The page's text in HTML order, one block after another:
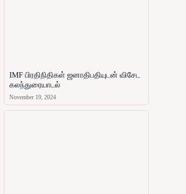
IMF பிரதிநிதிகள் ஜனாதிபதியுடன் விசேட
கலந்துரையாடல்
November 19, 2024